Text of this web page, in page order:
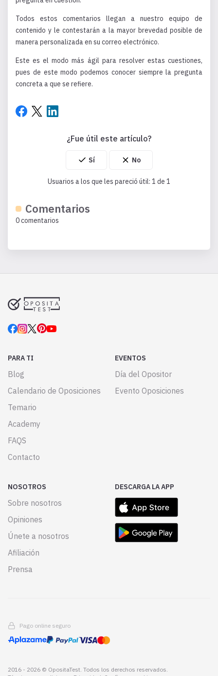
Todos estos comentarios llegan a nuestro equipo de
contenido y le contestarán a la mayor brevedad posible de
manera personalizada en su correo electrónico.
Este es el modo más ágil para resolver estas cuestiones,
pues de este modo podemos conocer siempre la pregunta
concreta a que se refiere.
¿Fue útil este artículo?
Usuarios a los que les pareció útil: 1 de 1
Comentarios
0 comentarios